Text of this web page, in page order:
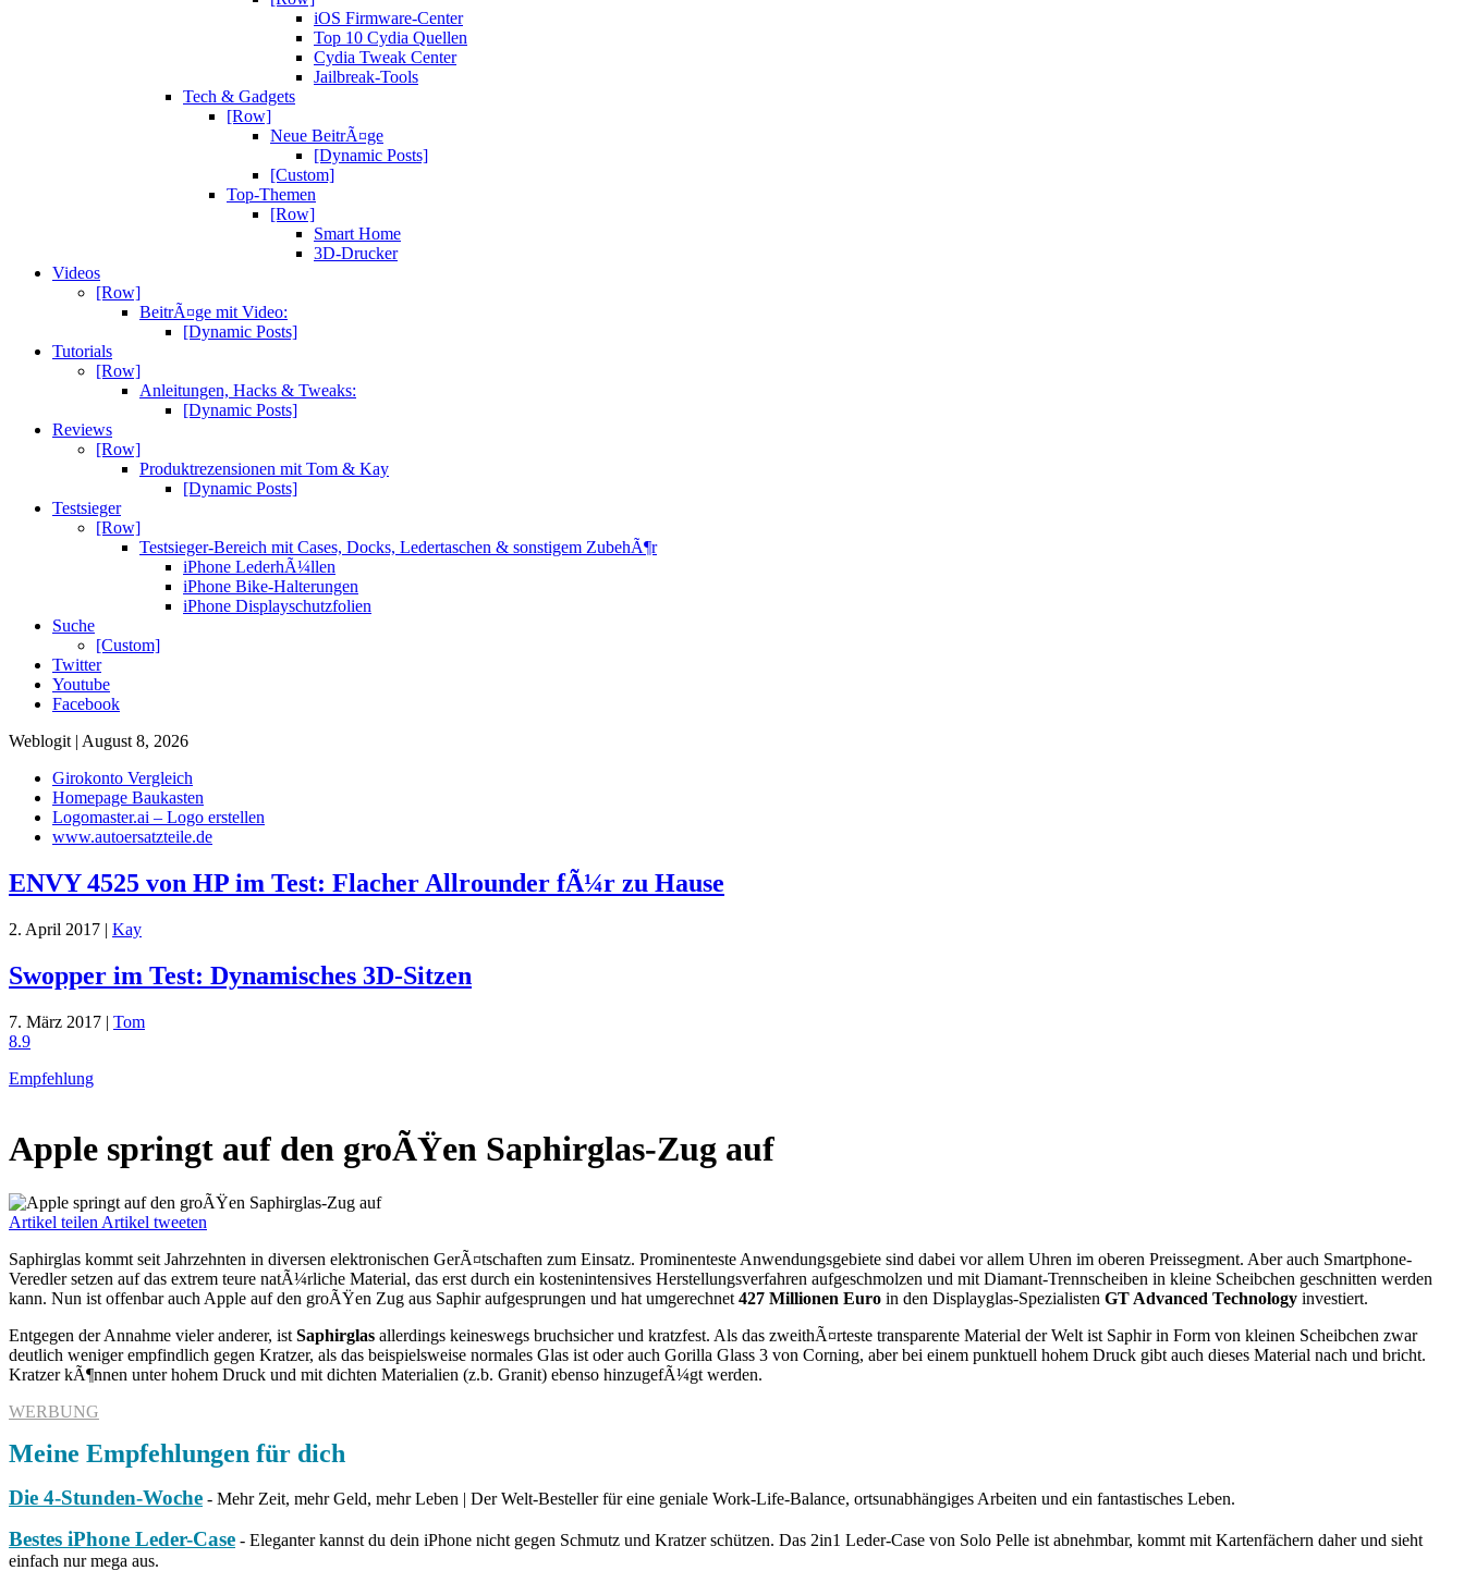
iOS Firmware-Center
Top 10 Cydia Quellen
Cydia Tweak Center
Jailbreak-Tools
Tech & Gadgets
[Row]
Neue BeitrÃ¤ge
[Dynamic Posts]
[Custom]
Top-Themen
[Row]
Smart Home
3D-Drucker
Videos
[Row]
BeitrÃ¤ge mit Video:
[Dynamic Posts]
Tutorials
[Row]
Anleitungen, Hacks & Tweaks:
[Dynamic Posts]
Reviews
[Row]
Produktrezensionen mit Tom & Kay
[Dynamic Posts]
Testsieger
[Row]
Testsieger-Bereich mit Cases, Docks, Ledertaschen & sonstigem ZubehÃ¶r
iPhone LederhÃ¼llen
iPhone Bike-Halterungen
iPhone Displayschutzfolien
Suche
[Custom]
Twitter
Youtube
Facebook
Weblogit | August 8, 2026
Girokonto Vergleich
Homepage Baukasten
Logomaster.ai – Logo erstellen
www.autoersatzteile.de
ENVY 4525 von HP im Test: Flacher Allrounder fÃ¼r zu Hause
2. April 2017 | Kay
Swopper im Test: Dynamisches 3D-Sitzen
7. März 2017 | Tom
8.9
Empfehlung
Apple springt auf den groÃŸen Saphirglas-Zug auf
Artikel teilen Artikel tweeten
Saphirglas kommt seit Jahrzehnten in diversen elektronischen GerÃ¤tschaften zum Einsatz. Prominenteste Anwendungsgebiete sind dabei vor allem Uhren im oberen Preissegment. Aber auch Smartphone-
Veredler setzen auf das extrem teure natÃ¼rliche Material, das erst durch ein kostenintensives Herstellungsverfahren aufgeschmolzen und mit Diamant-Trennscheiben in kleine Scheibchen geschnitten werden
kann. Nun ist offenbar auch Apple auf den groÃŸen Zug aus Saphir aufgesprungen und hat umgerechnet 427 Millionen Euro in den Displayglas-Spezialisten GT Advanced Technology investiert.
Entgegen der Annahme vieler anderer, ist Saphirglas allerdings keineswegs bruchsicher und kratzfest. Als das zweithÃ¤rteste transparente Material der Welt ist Saphir in Form von kleinen Scheibchen zwar
deutlich weniger empfindlich gegen Kratzer, als das beispielsweise normales Glas ist oder auch Gorilla Glass 3 von Corning, aber bei einem punktuell hohem Druck gibt auch dieses Material nach und bricht.
Kratzer kÃ¶nnen unter hohem Druck und mit dichten Materialien (z.b. Granit) ebenso hinzugefÃ¼gt werden.
WERBUNG
Meine Empfehlungen für dich
Die 4-Stunden-Woche - Mehr Zeit, mehr Geld, mehr Leben | Der Welt-Besteller für eine geniale Work-Life-Balance, ortsunabhängiges Arbeiten und ein fantastisches Leben.
Bestes iPhone Leder-Case - Eleganter kannst du dein iPhone nicht gegen Schmutz und Kratzer schützen. Das 2in1 Leder-Case von Solo Pelle ist abnehmbar, kommt mit Kartenfächern daher und sieht
einfach nur mega aus.